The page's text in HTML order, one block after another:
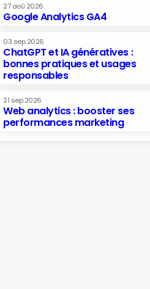
27 aoû 2026
Google Analytics GA4
03 sep 2026
ChatGPT et IA génératives :
bonnes pratiques et usages
responsables
21 sep 2026
Web analytics : booster ses
performances marketing